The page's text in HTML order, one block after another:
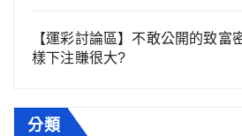
【運彩討論區】不敢公開的致富
樣下注賺很大?
分類